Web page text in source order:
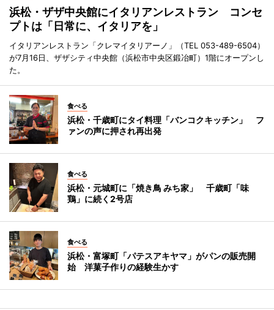
浜松・ザザ中央館にイタリアンレストラン コンセ
プトは「日常に、イタリアを」
イタリアンレストラン「クレマイタリアーノ」（TEL 053-489-6504）
が7月16日、ザザシティ中央館（浜松市中央区鍛冶町）1階にオープンし
た。
食べる
浜松・千歳町にタイ料理「バンコクキッチン」 フ
ァンの声に押され再出発
食べる
浜松・元城町に「焼き鳥 みち家」 千歳町「味
鶏」に続く2号店
食べる
浜松・富塚町「パテスアキヤマ」がパンの販売開
始 洋菓子作りの経験生かす